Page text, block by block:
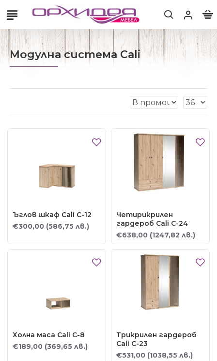
Модулна система Cali
Ъглов шкаф Cali C-12
€300,00 (586,75 лв.)
Четирикрилен
гардероб Cali C-24
€638,00 (1247,82 лв.)
Холна маса Cali C-8
€189,00 (369,65 лв.)
Трикрилен гардероб
Cali C-23
€531,00 (1038,55 лв.)